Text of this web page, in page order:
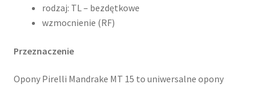
rodzaj: TL – bezdętkowe
wzmocnienie (RF)
Przeznaczenie
Opony Pirelli Mandrake MT 15 to uniwersalne opony